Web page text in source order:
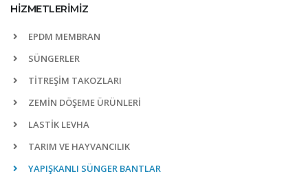
HİZMETLERİMİZ
EPDM MEMBRAN
SÜNGERLER
TİTREŞİM TAKOZLARI
ZEMİN DÖŞEME ÜRÜNLERİ
LASTİK LEVHA
TARIM VE HAYVANCILIK
YAPIŞKANLI SÜNGER BANTLAR